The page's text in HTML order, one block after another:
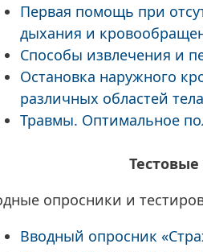
Первая помощь при
дыхания и
Способы извлечения и
Остановка наружного
различных областей тела
Травмы. Оптимальное
опросники и
Вводный опросник